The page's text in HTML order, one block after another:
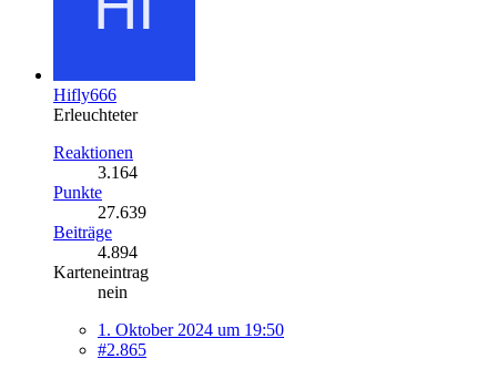
Hifly666
Erleuchteter
Reaktionen
3.164
Punkte
27.639
Beiträge
4.894
Karteneintrag
nein
1. Oktober 2024 um 19:50
#2.865